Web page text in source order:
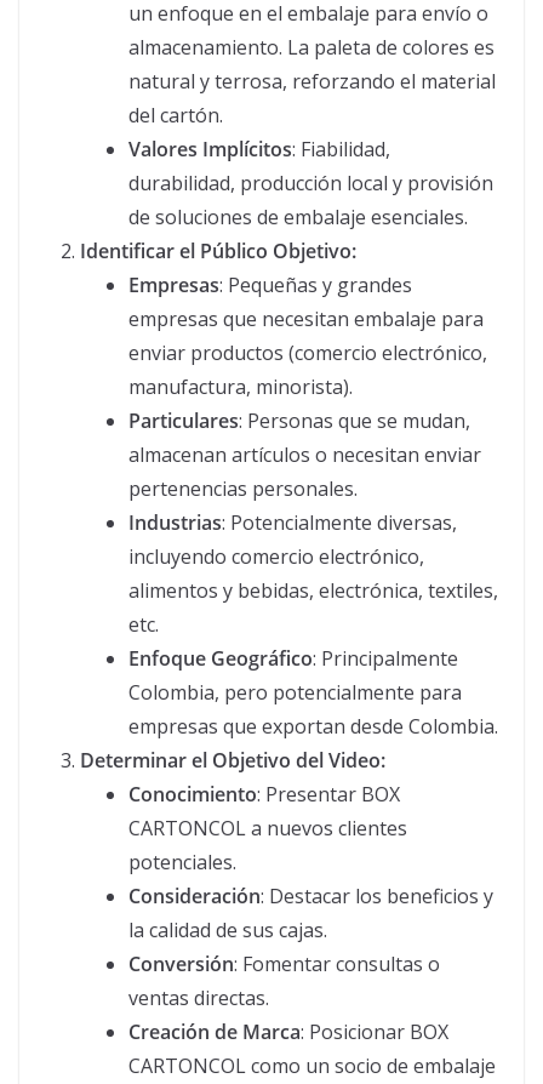
un enfoque en el embalaje para envío o
almacenamiento. La paleta de colores es
natural y terrosa, reforzando el material
del cartón.
Valores Implícitos: Fiabilidad,
durabilidad, producción local y provisión
de soluciones de embalaje esenciales.
Identificar el Público Objetivo:
Empresas: Pequeñas y grandes
empresas que necesitan embalaje para
enviar productos (comercio electrónico,
manufactura, minorista).
Particulares: Personas que se mudan,
almacenan artículos o necesitan enviar
pertenencias personales.
Industrias: Potencialmente diversas,
incluyendo comercio electrónico,
alimentos y bebidas, electrónica, textiles,
etc.
Enfoque Geográfico: Principalmente
Colombia, pero potencialmente para
empresas que exportan desde Colombia.
Determinar el Objetivo del Video:
Conocimiento: Presentar BOX
CARTONCOL a nuevos clientes
potenciales.
Consideración: Destacar los beneficios y
la calidad de sus cajas.
Conversión: Fomentar consultas o
ventas directas.
Creación de Marca: Posicionar BOX
CARTONCOL como un socio de embalaje